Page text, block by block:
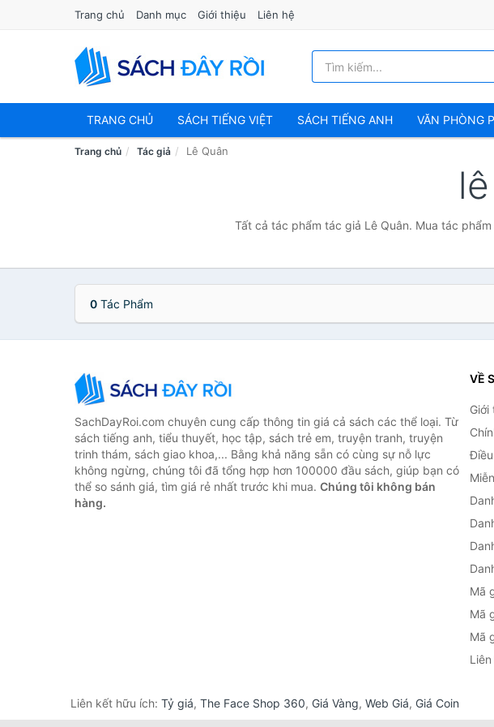
Trang chủ Danh mục Giới thiệu Liên hệ
TRANG CHỦ SÁCH TIẾNG VIỆT SÁCH TIẾNG ANH VĂN PHÒNG
Trang chủ Tác giả Lê Quân
Tất cả tác phẩm tác giả Lê Quân. Mua tác
0 Tác Phẩm
SachDayRoi.com chuyên cung cấp thông tin giá cả sách các thể loại. Từ
sách tiếng anh, tiểu thuyết, học tập, sách trẻ em, truyện tranh, truyện
trinh thám, sách giao khoa,... Bằng khả năng sẵn có cùng sự nỗ lực
không ngừng, chúng tôi đã tổng hợp hơn 100000 đầu sách, giúp bạn có
thể so sánh giá, tìm giá rẻ nhất trước khi mua. Chúng tôi không bán
hàng.
VỀ
Giới
Mã
Mã
Mã
Liên kết hữu ích: Tỷ giá, The Face Shop 360, Giá Vàng, Web Giá, Giá Coin